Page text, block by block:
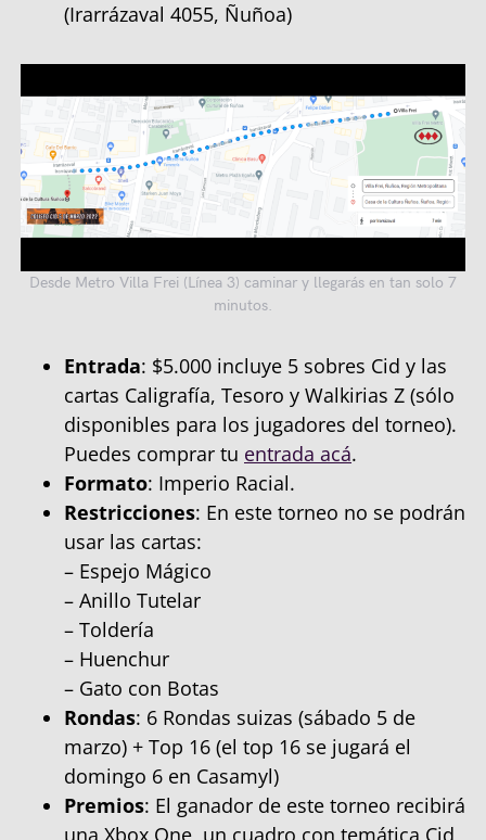
(Irarrázaval 4055, Ñuñoa)
Desde Metro Villa Frei (Línea 3) caminar y llegarás en tan solo 7
minutos.
Entrada: $5.000 incluye 5 sobres Cid y las
cartas Caligrafía, Tesoro y Walkirias Z (sólo
disponibles para los jugadores del torneo).
Puedes comprar tu entrada acá.
Formato: Imperio Racial.
Restricciones: En este torneo no se podrán
usar las cartas:
– Espejo Mágico
– Anillo Tutelar
– Toldería
– Huenchur
– Gato con Botas
Rondas: 6 Rondas suizas (sábado 5 de
marzo) + Top 16 (el top 16 se jugará el
domingo 6 en Casamyl)
Premios: El ganador de este torneo recibirá